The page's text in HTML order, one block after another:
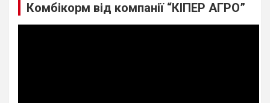
Комбікорм від компанії “КІПЕР АГРО”